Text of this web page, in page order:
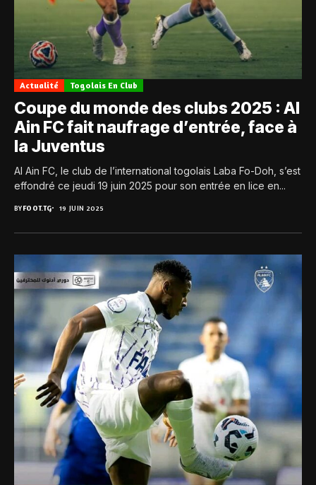
Actualité Togolais En Club
Coupe du monde des clubs 2025 : Al
Ain FC fait naufrage d’entrée, face à
la Juventus
Al Ain FC, le club de l’international togolais Laba Fo-Doh, s’est
effondré ce jeudi 19 juin 2025 pour son entrée en lice en...
BYFOOT.TG 19 JUIN 2025